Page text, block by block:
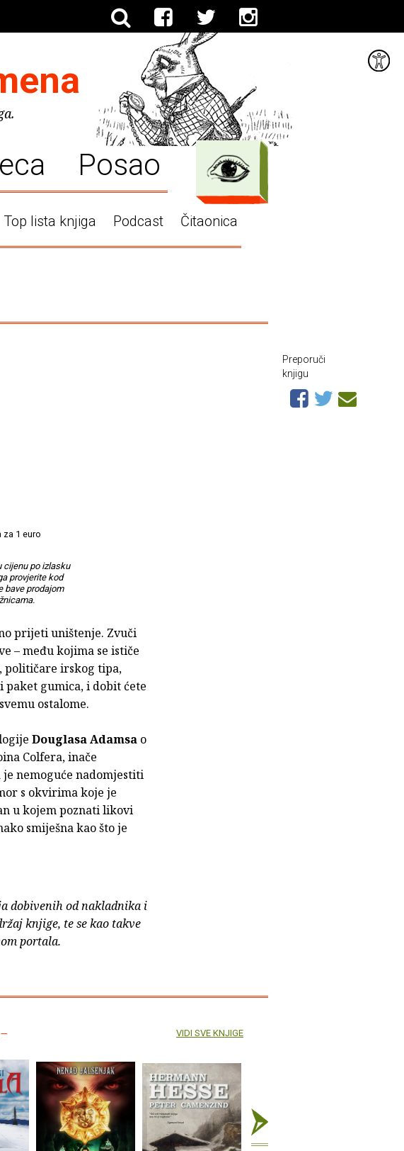
Posao
Top lista knjiga Podcast Čitaonica
za 1 euro
cijenu po izlasku
provjerite kod
bave prodajom
prijeti uništenje. Zvuči
– među kojima se ističe
političare irskog tipa,
gumica, i dobit ćete
ostalome.
Douglasa Adamsa o
Colfera, inače
nemoguće nadomjestiti
s okvirima koje je
u kojem poznati likovi
smiješna kao što je
dobivenih od nakladnika i
knjige, te se kao takve
portala.
Preporuči
knjigu
VIDI SVE KNJIGE